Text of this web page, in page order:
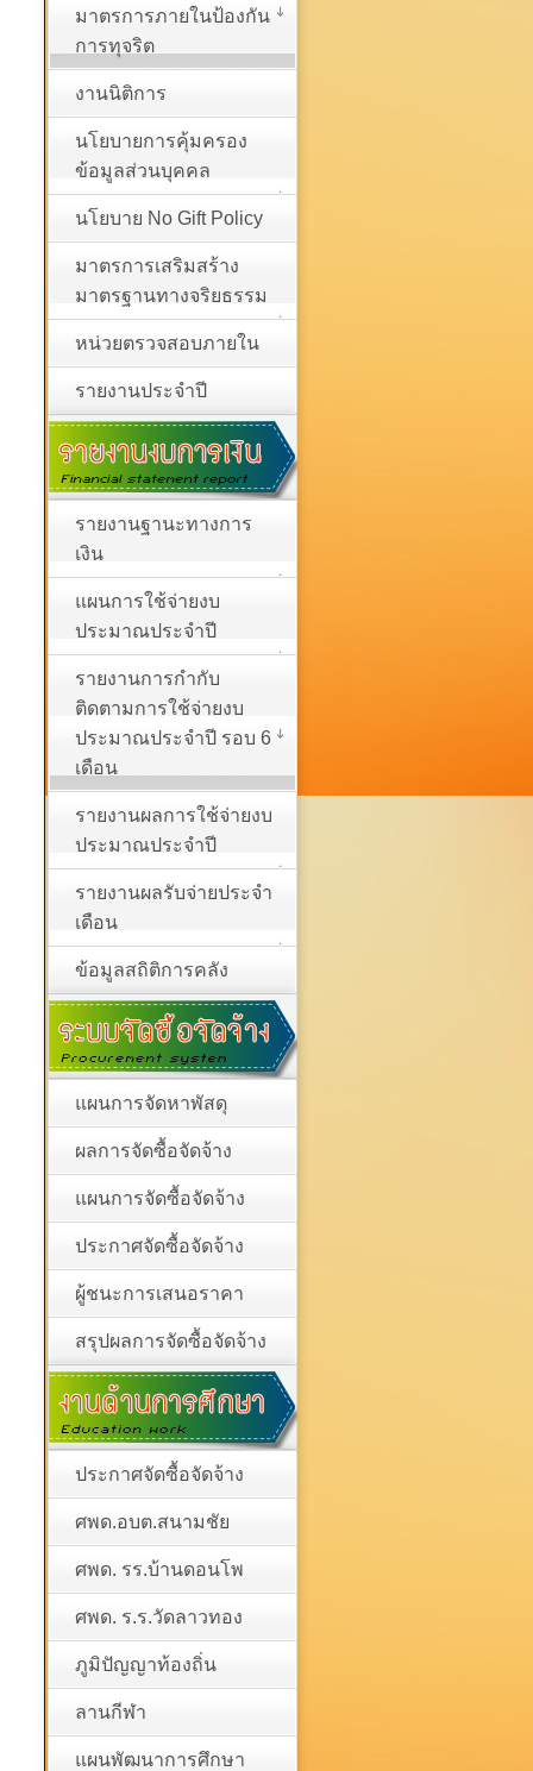
มาตรการภายในป้องกัน
การทุจริต
งานนิติการ
นโยบายการคุ้มครอง
ข้อมูลส่วนบุคคล
นโยบาย No Gift Policy
มาตรการเสริมสร้าง
มาตรฐานทางจริยธรรม
หน่วยตรวจสอบภายใน
รายงานประจำปี
รายงานฐานะทางการ
เงิน
แผนการใช้จ่ายงบ
ประมาณประจำปี
รายงานการกำกับ
ติดตามการใช้จ่ายงบ
ประมาณประจำปี รอบ 6
เดือน
รายงานผลการใช้จ่ายงบ
ประมาณประจำปี
รายงานผลรับจ่ายประจำ
เดือน
ข้อมูลสถิติการคลัง
แผนการจัดหาพัสดุ
ผลการจัดซื้อจัดจ้าง
แผนการจัดซื้อจัดจ้าง
ประกาศจัดซื้อจัดจ้าง
ผู้ชนะการเสนอราคา
สรุปผลการจัดซื้อจัดจ้าง
ประกาศจัดซื้อจัดจ้าง
ศพด.อบต.สนามชัย
ศพด. รร.บ้านดอนโพ
ศพด. ร.ร.วัดลาวทอง
ภูมิปัญญาท้องถิ่น
ลานกีฬา
แผนพัฒนาการศึกษา